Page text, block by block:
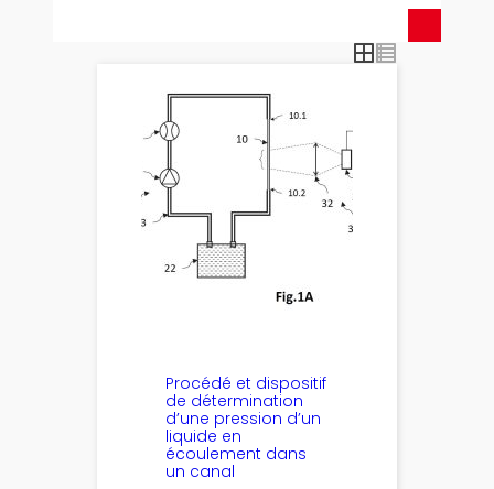
Procédé et dispositif
de détermination
d’une pression d’un
liquide en
écoulement dans
un canal